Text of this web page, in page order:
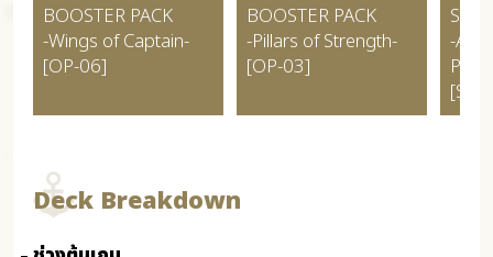
BOOSTER PACK
-Wings of Captain-
[OP-06]
BOOSTER PACK
-Pillars of Strength-
[OP-03]
-
[ST-
Deck Breakdown